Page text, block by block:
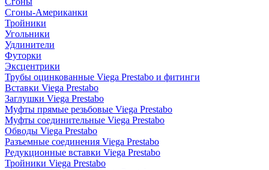
Сгоны-Американки
Тройники
Угольники
Удлинители
Футорки
Эксцентрики
Трубы оцинкованные Viega Prestabo и фитинги
Вставки Viega Prestabo
Заглушки Viega Prestabo
Муфты прямые резьбовые Viega Prestabo
Муфты соединительные Viega Prestabo
Обводы Viega Prestabo
Разъемные соединения Viega Prestabo
Редукционные вставки Viega Prestabo
Тройники Viega Prestabo